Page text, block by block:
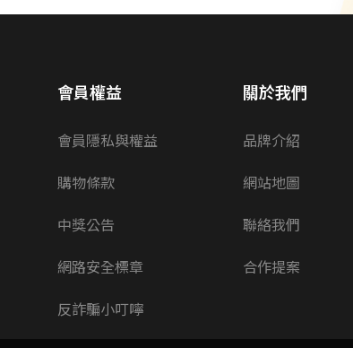
會員權益
會員隱私與權益
購物條款
中獎公告
網路安全標章
反詐騙小叮嚀
關於我們
品牌介紹
網站地圖
聯絡我們
合作提案